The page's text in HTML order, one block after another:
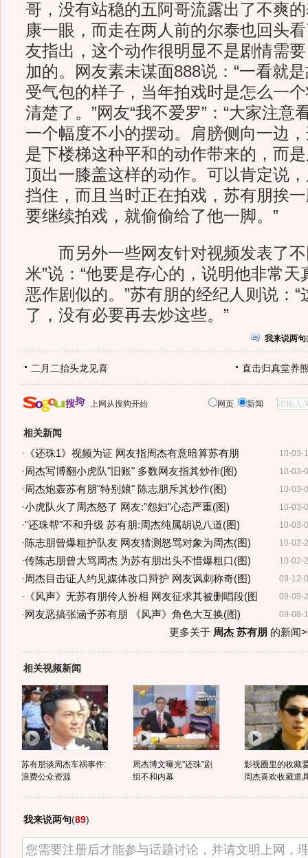
哥，没有站稳的五阿哥流露出了不爽
康一眼，而走在两人前的尔泰也回头
友指出，这个动作很明显不是剧情需
加的。网友素未谋面888说：“一看就
受气包的样子，当年拍戏时是怎么一
清楚了。”网友“我不爱罗”：“大家注意
一个幅度不小的摆动。肩膀侧向一边
是下楼梯这种平和的动作带来的，而
顶出一膝盖这样的动作。可以肯定说
挡住，而且当时正在拍戏，苏有朋挨
要继续拍戏，就偷偷给了他一脚。”
而另外一些网友针对视频发表了不
米”说：“他要是存心的，说明他非常
恶作剧似的。”苏有朋的经纪人则说：
了，没有必要再去炒这些。”
我来说两句(
二月二抬头龙见喜 直击归真堂养
上网从搜狗开始 网页 新闻
相关新闻
10-03-
· 《还珠1》视频为证 网友指周杰有意暗算苏有朋
10-03-
·周杰写博翻小虎队"旧账" 多数网友指其炒作(图)
10-03-
·周杰炮轰苏有朋"特别娘" 陈志朋斥其炒作(图)
10-03-
·小虎队火了周杰怒了 网友:"怨妇"心态严重(图)
10-03-
·"还珠帮"不和升级 苏有朋:周杰纯属胡说八道(图)
10-02-
·陈志朋曾爆粗护队友 网友猜测怒骂对象为周杰(图)
10-02-
·传陈志朋曾大骂周杰 为苏有朋出头不惜爆粗口(图)
09-12-
·周杰目击证人约见媒体改口辩护 网友讽刺称奇(图)
09-09-
· 《风声》无苏有朋伶人扮相 网友征求其被删唱段(图
09-08-
·网友恶搞张涵予苏有朋 《风声》角色大互换(图)
更多关于 周杰 苏有朋 的新闻
相关视频新闻
苏有朋谈周杰车祸事件:
浪费公众资源
周杰博文曝光"还珠"剧
组不和内幕
影视圈里的收藏
周杰喜欢收藏道
我来说两句(89)